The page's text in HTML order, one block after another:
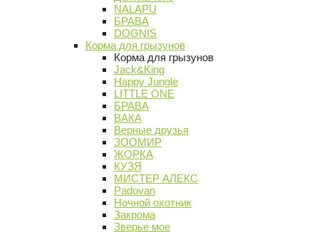
NALAPU
БРАВА
DOGNIS
Корма для грызунов
Корма для грызунов
Jack&King
Happy Jungle
LITTLE ONE
БРАВА
ВАКА
Верные друзья
ЗООМИР
ЖОРКА
КУЗЯ
МИСТЕР АЛЕКС
Padovan
Ночной охотник
Закрома
Зверье мое